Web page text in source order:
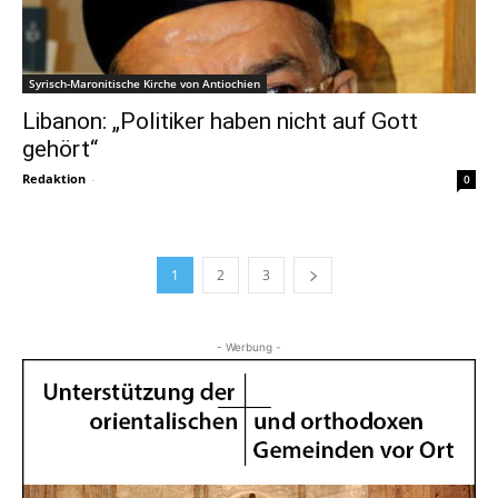
Syrisch-Maronitische Kirche von Antiochien
Libanon: „Politiker haben nicht auf Gott
gehört“
Redaktion - 0
1 2 3
- Werbung -